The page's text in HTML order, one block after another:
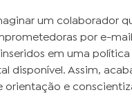
um colaborador
por e-
em uma
disponível. Assim,
orientação e